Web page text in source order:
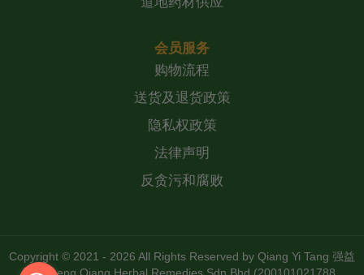
会员服务
购物流程
送货及退货政策
隐私权政策
法律声明
反贪污和腐败
Copyright © 2021 - 2026 All Rights Reserved by Qiang Yi Tang 强益